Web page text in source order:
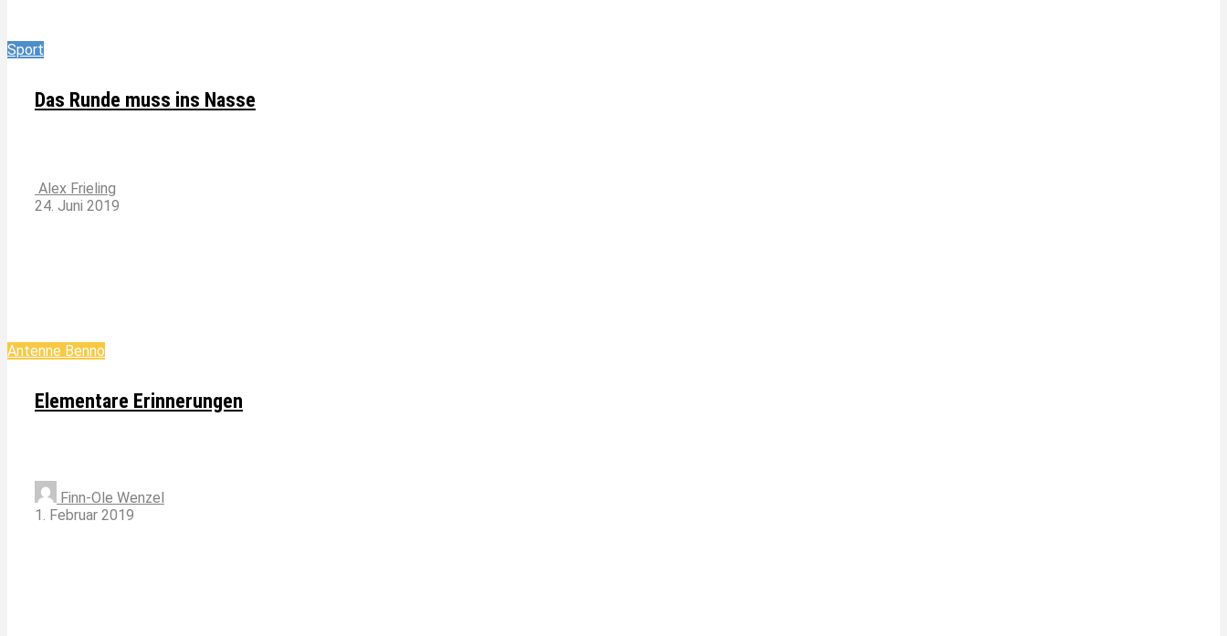
Sport
Das Runde muss ins Nasse
Alex Frieling
24. Juni 2019
Antenne Benno
Elementare Erinnerungen
Finn-Ole Wenzel
1. Februar 2019